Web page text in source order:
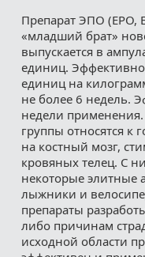
Препарат ЭПО (EPO,
«младший брат»
выпускается в
единиц.
единиц на
не более 6 недель.
недели
группы относятся
на костный мозг,
кровяных телец. С
некоторые элитные
лыжники и
препараты
либо причинам
исходной области